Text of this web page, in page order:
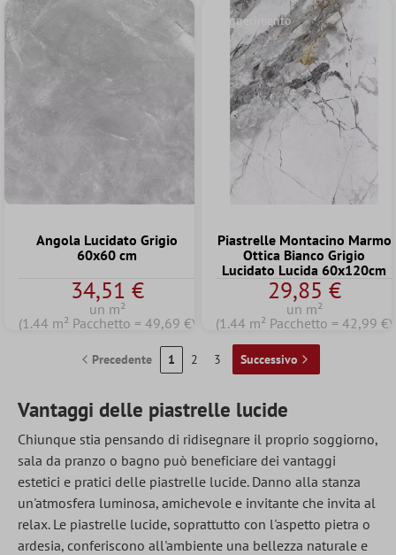
Angola Lucidato Grigio
60x60 cm
34,51 €
un m²
(1.44 m² Pacchetto = 49,69 €)
Suggerimento
Piastrelle Montacino Marmo
Ottica Bianco Grigio
Lucidato Lucida 60x120cm
29,85 €
un m²
(1.44 m² Pacchetto = 42,99 €)
Precedente 1 2 3 Successivo
Vantaggi delle piastrelle lucide
Chiunque stia pensando di ridisegnare il proprio soggiorno,
sala da pranzo o bagno può beneficiare dei vantaggi
estetici e pratici delle piastrelle lucide. Danno alla stanza
un'atmosfera luminosa, amichevole e invitante che invita al
relax. Le piastrelle lucide, soprattutto con l'aspetto pietra o
ardesia, conferiscono all'ambiente una bellezza naturale e